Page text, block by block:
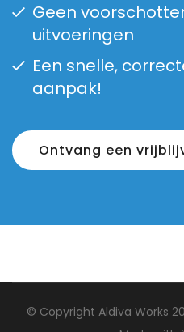
Geen
uitvoeringen
Een snelle,
aanpak!
Ontvang een
© Copyright Aldiva Works